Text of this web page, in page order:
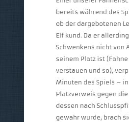
bereits während des
ob der dargebotenen
Elf kund. Da er
Schwenkens nicht von
seinem Platz ist
verstauen und so),
Minuten des Spiels –
Platzverweis gegen die
dessen nach
gewahr wurde, brach